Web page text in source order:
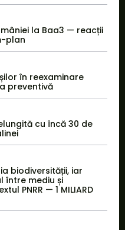
la Baa3 — reacții
plan
în reexaminare
preventivă
cu încă 30 de
biodiversității, iar
între mediu și
PNRR — 1 MILIARD